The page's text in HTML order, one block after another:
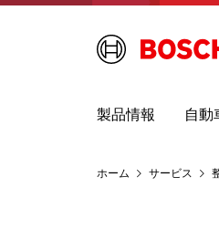
製品情報 自動
ホーム サービス